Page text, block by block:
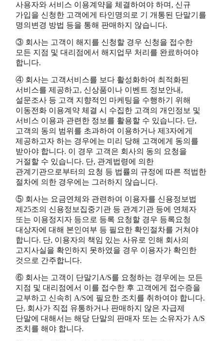
사용자와 서비스 이용계약을 체결하여야 하며, 신규
가입을 신청한 고객에게 타인명의로 기 개통된 단말기를
명의변경 방법 등을 통해 판매하지 않습니다.
③ 회사는 고객이 해지를 신청할 경우 신청을 접수한
모든 지점 및 대리점에서 해지업무 처리를 완료하여야
합니다.
④ 회사는 고객서비스를 보다 활성화하여 최적화된
서비스를 제공하고, 신상품이나 이벤트 정보안내,
설문조사 등 고객 지향적인 마케팅을 수행하기 위해
이동전화 이용계약 체결 시 수집한 고객의 개인정보 및
서비스 이용과 관련한 정보를 활용할 수 있습니다. 단,
고객의 동의 범위를 초과하여 이용하거나 제3자에게
제공하고자 하는 경우에는 미리 당해 고객에게 동의를
받아야 합니다. 이 경우 고객은 회사의 동의 요청을
거절할 수 있습니다. 단, 관계법령에 의한
관계기관으로부터의 요청 등 법률의 규정에 따른 적법한
절차에 의한 경우에는 그러하지 않습니다.
⑤ 회사는 요금연체와 관련하여 이용자를 신용정보법
제25조의 신용정보집중기관 등 관계기관 등에 연체자
또는 이용정지자 등으로 등록 요청할 경우 등록요청
대상자에 대해 본인여부 등 필요한 확인절차를 거쳐야
합니다. 단, 이용자의 책임 있는 사유로 인해 회사의
고지사실을 확인하지 못하였을 경우 이용자가 확인한
것으로 간주합니다.
⑥ 회사는 고객이 단말기A/S를 요청하는 경우에는 모든
지점 및 대리점에서 이를 접수한 후 고객에게 접수증을
교부하고 신속히 A/S에 필요한 조치를 취하여야 합니다.
단, 회사가 직접 유통하거나 판매하지 않은 자급제
단말에 대해서는 해당 단말의 판매자 또는 소유자가 A/S
조치를 해야 합니다.